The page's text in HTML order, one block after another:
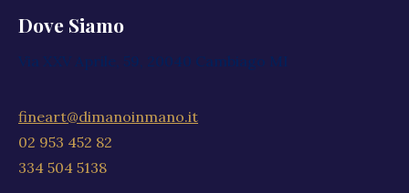
Dove Siamo
Via XXV Aprile, 59, 20040 Cambiago MI
fineart@dimanoinmano.it
02 953 452 82
334 504 5138